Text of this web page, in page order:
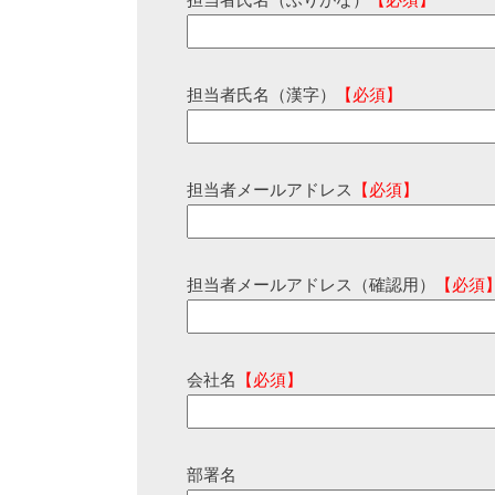
担当者氏名（漢字） 【必須】
担当者メールアドレス 【必須】
担当者メールアドレス（確認用） 【必須
会社名 【必須】
部署名